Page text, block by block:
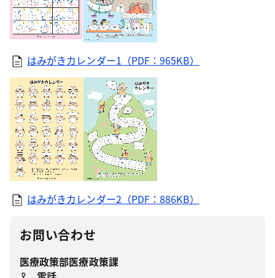
はみがきカレンダー1（PDF：965KB）
はみがきカレンダー2（PDF：886KB）
お問い合わせ
医療政策部医療政策課